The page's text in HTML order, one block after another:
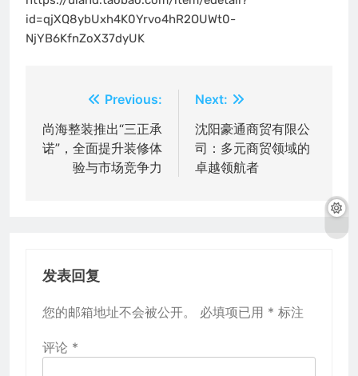
id=qjXQ8ybUxh4K0Yrvo4hR2OUWt0-
NjYB6KfnZoX37dyUK
章
导
Previous:
尚海整装推出“三正承
诺”，全面提升装修体
验与市场竞争力
Next:
沈阳豪通商贸有限公
司：多元商贸领域的
卓越领航者
发表回复
您的邮箱地址不会被公开。 必填项已用 * 标注
评论 *